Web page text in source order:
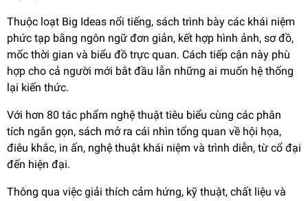
Thuộc loạt Big Ideas nổi tiếng, sách trình bày các khái niệm
phức tạp bằng ngôn ngữ đơn giản, kết hợp hình ảnh, sơ đồ,
mốc thời gian và biểu đồ trực quan. Cách tiếp cận này phù
hợp cho cả người mới bắt đầu lẫn những ai muốn hệ thống
lại kiến thức.
Với hơn 80 tác phẩm nghệ thuật tiêu biểu cùng các phân
tích ngắn gọn, sách mở ra cái nhìn tổng quan về hội họa,
điêu khắc, in ấn, nghệ thuật khái niệm và trình diễn, từ cổ đại
đến hiện đại.
Thông qua việc giải thích cảm hứng, kỹ thuật, chất liệu và